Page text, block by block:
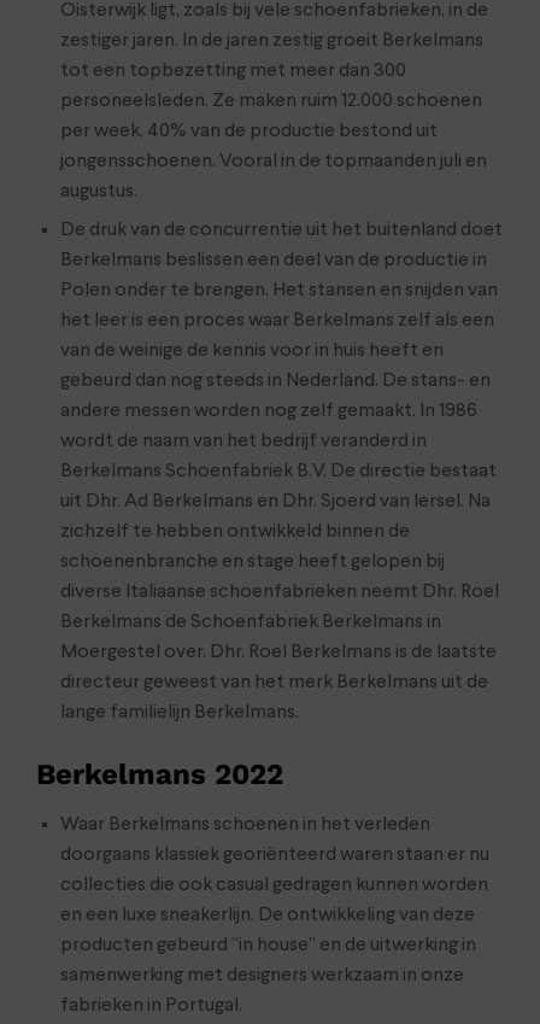
Oisterwijk ligt, zoals bij vele schoenfabrieken, in de
zestiger jaren. In de jaren zestig groeit Berkelmans
tot een topbezetting met meer dan 300
personeelsleden. Ze maken ruim 12.000 schoenen
per week, 40% van de productie bestond uit
jongensschoenen. Vooral in de topmaanden juli en
augustus.
De druk van de concurrentie uit het buitenland doet
Berkelmans beslissen een deel van de productie in
Polen onder te brengen. Het stansen en snijden van
het leer is een proces waar Berkelmans zelf als een
van de weinige de kennis voor in huis heeft en
gebeurd dan nog steeds in Nederland. De stans- en
andere messen worden nog zelf gemaakt. In 1986
wordt de naam van het bedrijf veranderd in
Berkelmans Schoenfabriek B.V. De directie bestaat
uit Dhr. Ad Berkelmans en Dhr. Sjoerd van Iersel. Na
zichzelf te hebben ontwikkeld binnen de
schoenenbranche en stage heeft gelopen bij
diverse Italiaanse schoenfabrieken neemt Dhr. Roel
Berkelmans de Schoenfabriek Berkelmans in
Moergestel over. Dhr. Roel Berkelmans is de laatste
directeur geweest van het merk Berkelmans uit de
lange familielijn Berkelmans.
Berkelmans 2022
Waar Berkelmans schoenen in het verleden
doorgaans klassiek georiënteerd waren staan er nu
collecties die ook casual gedragen kunnen worden
en een luxe sneakerlijn. De ontwikkeling van deze
producten gebeurd “in house” en de uitwerking in
samenwerking met designers werkzaam in onze
fabrieken in Portugal.